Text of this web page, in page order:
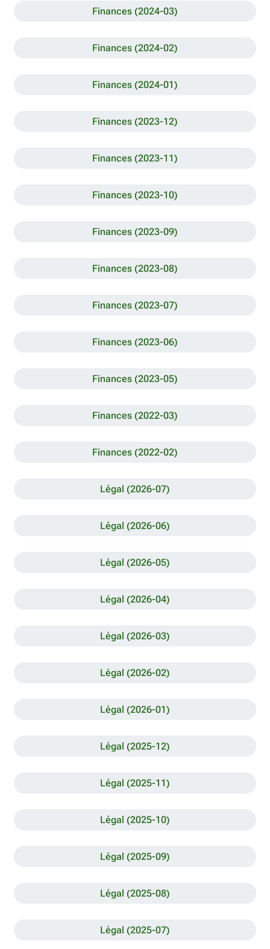
Finances (2024-03)
Finances (2024-02)
Finances (2024-01)
Finances (2023-12)
Finances (2023-11)
Finances (2023-10)
Finances (2023-09)
Finances (2023-08)
Finances (2023-07)
Finances (2023-06)
Finances (2023-05)
Finances (2022-03)
Finances (2022-02)
Légal (2026-07)
Légal (2026-06)
Légal (2026-05)
Légal (2026-04)
Légal (2026-03)
Légal (2026-02)
Légal (2026-01)
Légal (2025-12)
Légal (2025-11)
Légal (2025-10)
Légal (2025-09)
Légal (2025-08)
Légal (2025-07)